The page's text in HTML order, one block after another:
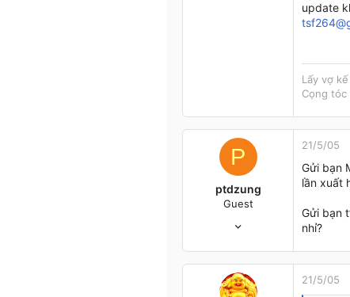
update
Lấy vợ
Cọng
P
ptdzung
Guest
0
Hà Nội
21/5/05
Gửi bạn
lần xuất
Gửi bạn
nhỉ?
21/5/05